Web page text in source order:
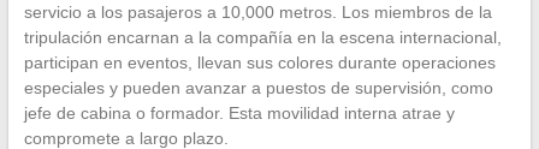
servicio a los pasajeros a 10,000 metros. Los miembros de la
tripulación encarnan a la compañía en la escena internacional,
participan en eventos, llevan sus colores durante operaciones
especiales y pueden avanzar a puestos de supervisión, como
jefe de cabina o formador. Esta movilidad interna atrae y
compromete a largo plazo.